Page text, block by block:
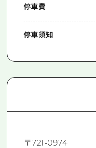
停車費
停車須知
〒721-0974